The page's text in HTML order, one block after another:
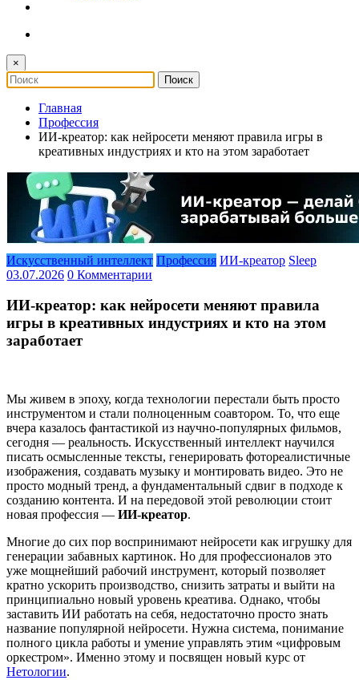
×
Главная
Профессия
ИИ-креатор: как нейросети меняют правила игры в
креативных индустриях и кто на этом заработает
Искусственный интеллект Профессия ИИ-креатор Sleep
03.07.2026 0 Комментарии
ИИ-креатор: как нейросети меняют правила
игры в креативных индустриях и кто на этом
заработает
Мы живем в эпоху, когда технологии перестали быть просто
инструментом и стали полноценным соавтором. То, что еще
вчера казалось фантастикой из научно-популярных фильмов,
сегодня — реальность. Искусственный интеллект научился
писать осмысленные тексты, генерировать фотореалистичные
изображения, создавать музыку и монтировать видео. Это не
просто модный тренд, а фундаментальный сдвиг в подходе к
созданию контента. И на передовой этой революции стоит
новая профессия — ИИ-креатор.
Многие до сих пор воспринимают нейросети как игрушку для
генерации забавных картинок. Но для профессионалов это
уже мощнейший рабочий инструмент, который позволяет
кратно ускорить производство, снизить затраты и выйти на
принципиально новый уровень креатива. Однако, чтобы
заставить ИИ работать на себя, недостаточно просто знать
название популярной нейросети. Нужна система, понимание
полного цикла работы и умение управлять этим «цифровым
оркестром». Именно этому и посвящен новый курс от
Нетологии.